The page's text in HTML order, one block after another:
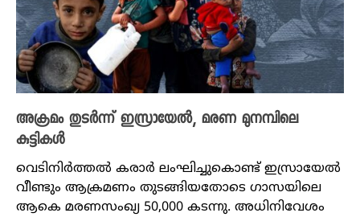
അക്രമം തുടർന്ന് ഇസ്രായേൽ, മരണ മുനമ്പിലെ
കുട്ടികൾ
വെടിനിർത്തൽ കരാർ ലംഘിച്ചുകൊണ്ട് ഇസ്രായേൽ
വീണ്ടും ആക്രമണം തുടങ്ങിയതോടെ ​ഗാസയിലെ
ആകെ മരണസംഖ്യ 50,000 കടന്നു. അധിനിവേശം